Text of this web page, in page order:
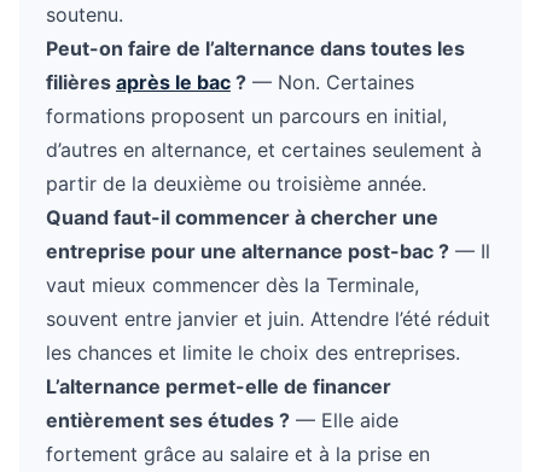
soutenu.
Peut-on faire de l’alternance dans toutes les
filières après le bac ? — Non. Certaines
formations proposent un parcours en initial,
d’autres en alternance, et certaines seulement à
partir de la deuxième ou troisième année.
Quand faut-il commencer à chercher une
entreprise pour une alternance post-bac ? — Il
vaut mieux commencer dès la Terminale,
souvent entre janvier et juin. Attendre l’été réduit
les chances et limite le choix des entreprises.
L’alternance permet-elle de financer
entièrement ses études ? — Elle aide
fortement grâce au salaire et à la prise en